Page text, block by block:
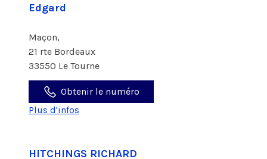
Edgard
Maçon,
21 rte Bordeaux
33550 Le Tourne
Obtenir le numéro
Plus d'infos
HITCHINGS RICHARD